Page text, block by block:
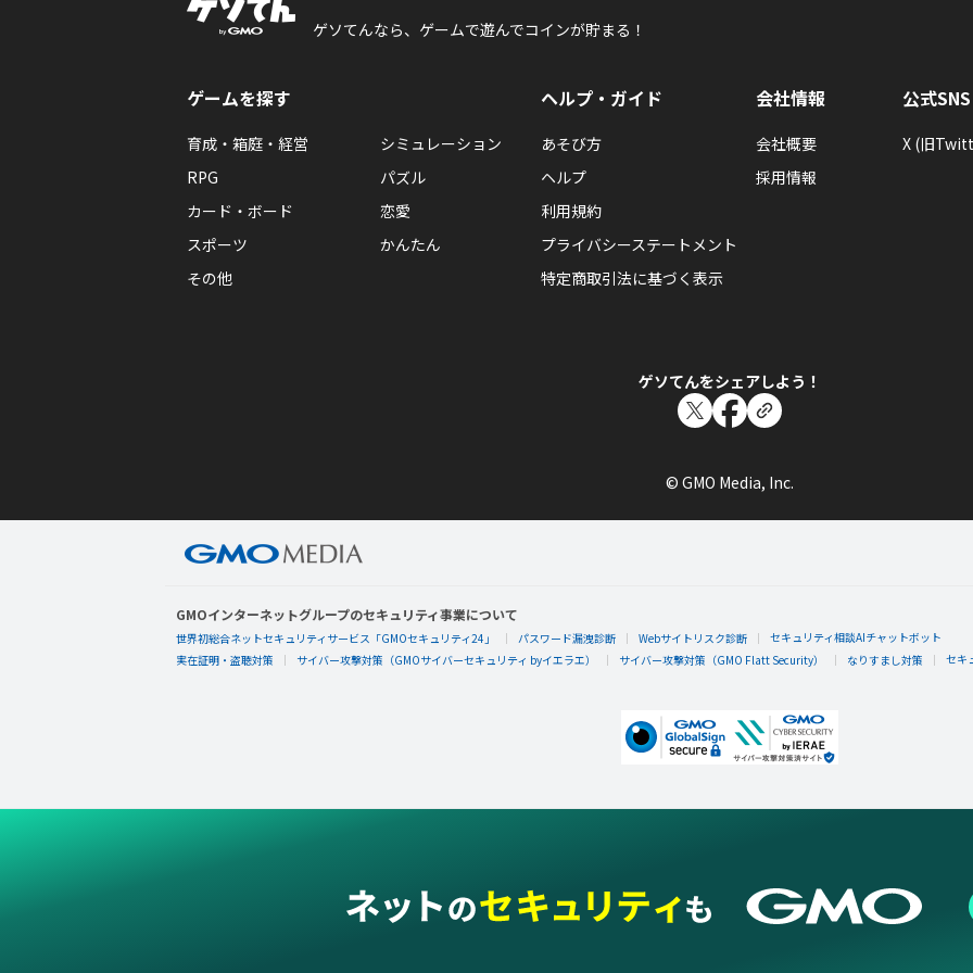
ゲソてんなら、ゲームで遊んでコインが貯まる！
ゲームを探す
育成・箱庭・経営
シミュレーション
RPG
パズル
カード・ボード
恋愛
スポーツ
かんたん
その他
ヘルプ・ガイド
あそび方
ヘルプ
利用規約
プライバシーステートメント
特定商取引法に基づく表示
会社情報
会社概要
採用情報
公式SNS
X (旧
ゲソてんをシェアしよう！
© GMO Media, Inc.
GMOインターネットグループのセキュリティ事業について
世界初総合ネットセキュリティサービス「GMOセキュリティ24」 パスワード漏洩診断 Webサイトリスク診断
セキュリティ相談AIチャットボット
実在証明・盗聴対策
サイバー攻撃対策（GMOサイバーセキュリティ byイエラエ） サイバー攻撃対策（GMO Flatt Security） なりすまし対策 セキ